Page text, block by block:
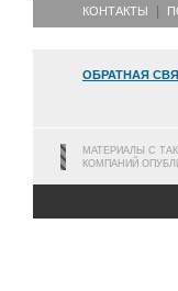
КОНТАКТЫ
ОБРАТНАЯ
МАТЕРИАЛЫ С
КОМПАНИЙ